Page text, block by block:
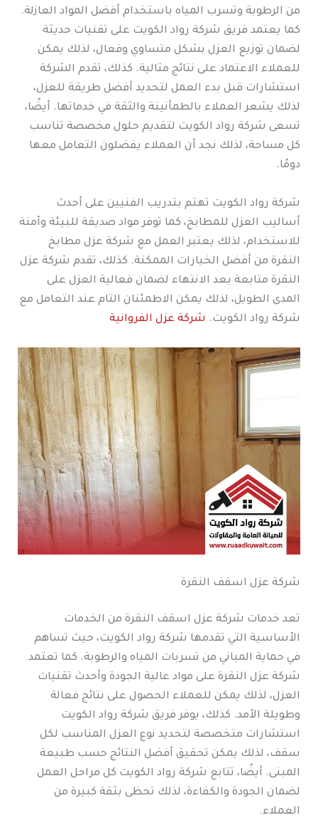
من الرطوبة وتسرب المياه باستخدام أفضل المواد العازلة.
كما يعتمد فريق شركة رواد الكويت على تقنيات حديثة
لضمان توزيع العزل بشكل متساوي وفعال، لذلك يمكن
للعملاء الاعتماد على نتائج مثالية. كذلك، تقدم الشركة
استشارات قبل بدء العمل لتحديد أفضل طريقة للعزل،
لذلك يشعر العملاء بالطمأنينة والثقة في خدماتها. أيضًا،
تسعى شركة رواد الكويت لتقديم حلول مخصصة تناسب
كل مساحة، لذلك نجد أن العملاء يفضلون التعامل معها
دومًا.
شركة رواد الكويت تهتم بتدريب الفنيين على أحدث
أساليب العزل للمطابخ، كما توفر مواد صديقة للبيئة وآمنة
للاستخدام، لذلك يعتبر العمل مع شركة عزل مطابخ
النقرة من أفضل الخيارات الممكنة. كذلك، تقدم شركة عزل
النقرة متابعة بعد الانتهاء لضمان فعالية العزل على
المدى الطويل، لذلك يمكن الاطمئنان التام عند التعامل مع
شركة رواد الكويت. شركة عزل الفروانية
شركة عزل اسقف النقرة
تعد خدمات شركة عزل اسقف النقرة من الخدمات
الأساسية التي تقدمها شركة رواد الكويت، حيث تساهم
في حماية المباني من تسربات المياه والرطوبة. كما تعتمد
شركة عزل النقرة على مواد عالية الجودة وأحدث تقنيات
العزل، لذلك يمكن للعملاء الحصول على نتائج فعالة
وطويلة الأمد. كذلك، يوفر فريق شركة رواد الكويت
استشارات متخصصة لتحديد نوع العزل المناسب لكل
سقف، لذلك يمكن تحقيق أفضل النتائج حسب طبيعة
المبنى. أيضًا، تتابع شركة رواد الكويت كل مراحل العمل
لضمان الجودة والكفاءة، لذلك تحظى بثقة كبيرة من
العملاء.